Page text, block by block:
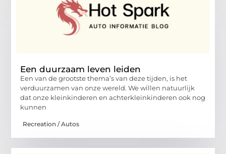
Een duurzaam leven leiden
Een van de grootste thema’s van deze tijden, is het
verduurzamen van onze wereld. We willen natuurlijk
dat onze kleinkinderen en achterkleinkinderen ook nog
kunnen
Recreation / Autos